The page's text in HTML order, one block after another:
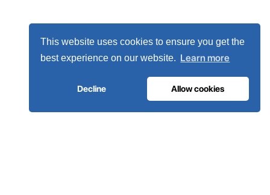
This website uses cookies to ensure you get the
best experience on our website. Learn more
Decline Allow cookies